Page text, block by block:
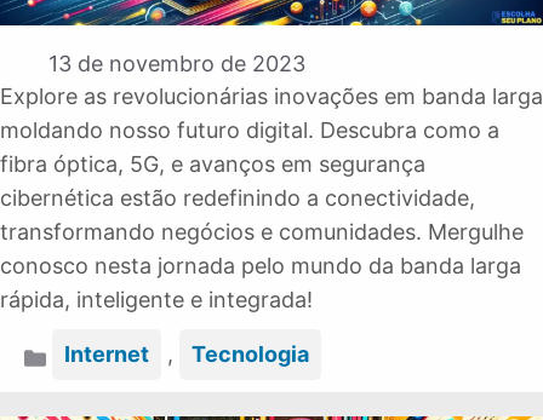
13 de novembro de 2023
Explore as revolucionárias inovações em banda larga
moldando nosso futuro digital. Descubra como a
fibra óptica, 5G, e avanços em segurança
cibernética estão redefinindo a conectividade,
transformando negócios e comunidades. Mergulhe
conosco nesta jornada pelo mundo da banda larga
rápida, inteligente e integrada!
Categorias
Internet , Tecnologia